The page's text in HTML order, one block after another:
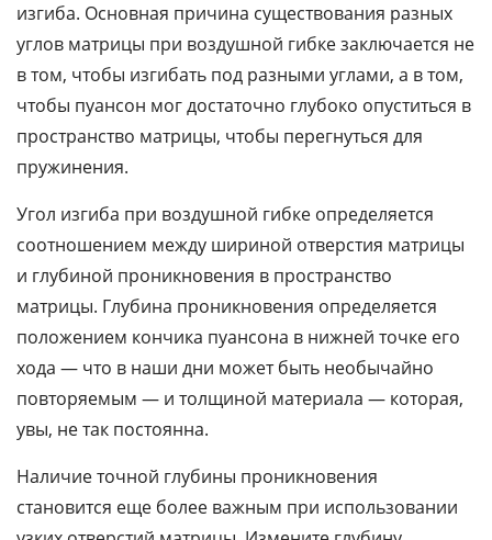
изгиба. Основная причина существования разных
углов матрицы при воздушной гибке заключается не
в том, чтобы изгибать под разными углами, а в том,
чтобы пуансон мог достаточно глубоко опуститься в
пространство матрицы, чтобы перегнуться для
пружинения.
Угол изгиба при воздушной гибке определяется
соотношением между шириной отверстия матрицы
и глубиной проникновения в пространство
матрицы. Глубина проникновения определяется
положением кончика пуансона в нижней точке его
хода — что в наши дни может быть необычайно
повторяемым — и толщиной материала — которая,
увы, не так постоянна.
Наличие точной глубины проникновения
становится еще более важным при использовании